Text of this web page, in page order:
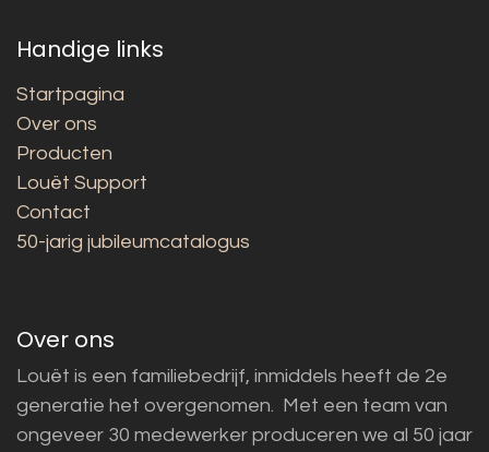
Handige links
Startpagina
Over ons
Producten
Louët Support
Contact
50-jarig jubileumcatalogus
Over ons
Louët is een familiebedrijf, inmiddels heeft de 2e
generatie het overgenomen. Met een team van
ongeveer 30 medewerker produceren we al 50 jaar